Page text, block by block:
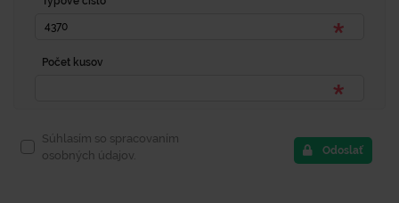
Počet kusov
Súhlasím so spracovaním
osobných údajov.
Odoslať